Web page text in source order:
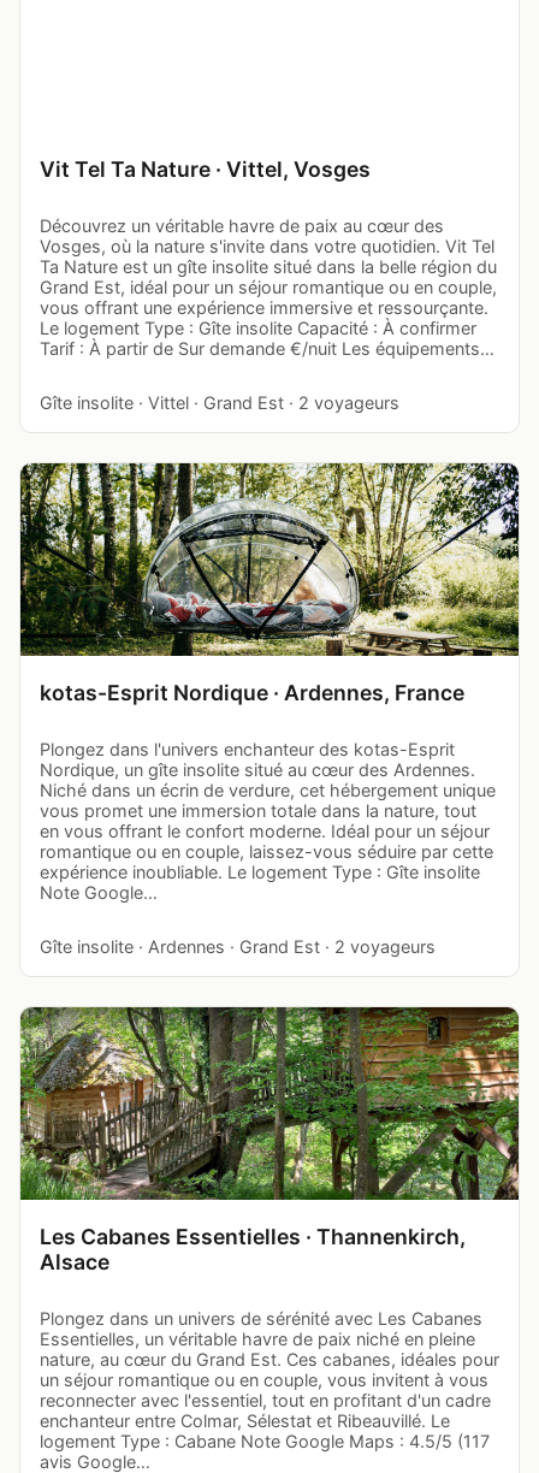
Vit Tel Ta Nature · Vittel, Vosges
Découvrez un véritable havre de paix au cœur des
Vosges, où la nature s'invite dans votre quotidien. Vit Tel
Ta Nature est un gîte insolite situé dans la belle région du
Grand Est, idéal pour un séjour romantique ou en couple,
vous offrant une expérience immersive et ressourçante.
Le logement Type : Gîte insolite Capacité : À confirmer
Tarif : À partir de Sur demande €/nuit Les équipements…
Gîte insolite · Vittel · Grand Est · 2 voyageurs
kotas-Esprit Nordique · Ardennes, France
Plongez dans l'univers enchanteur des kotas-Esprit
Nordique, un gîte insolite situé au cœur des Ardennes.
Niché dans un écrin de verdure, cet hébergement unique
vous promet une immersion totale dans la nature, tout
en vous offrant le confort moderne. Idéal pour un séjour
romantique ou en couple, laissez-vous séduire par cette
expérience inoubliable. Le logement Type : Gîte insolite
Note Google…
Gîte insolite · Ardennes · Grand Est · 2 voyageurs
Les Cabanes Essentielles · Thannenkirch,
Alsace
Plongez dans un univers de sérénité avec Les Cabanes
Essentielles, un véritable havre de paix niché en pleine
nature, au cœur du Grand Est. Ces cabanes, idéales pour
un séjour romantique ou en couple, vous invitent à vous
reconnecter avec l'essentiel, tout en profitant d'un cadre
enchanteur entre Colmar, Sélestat et Ribeauvillé. Le
logement Type : Cabane Note Google Maps : 4.5/5 (117
avis Google…